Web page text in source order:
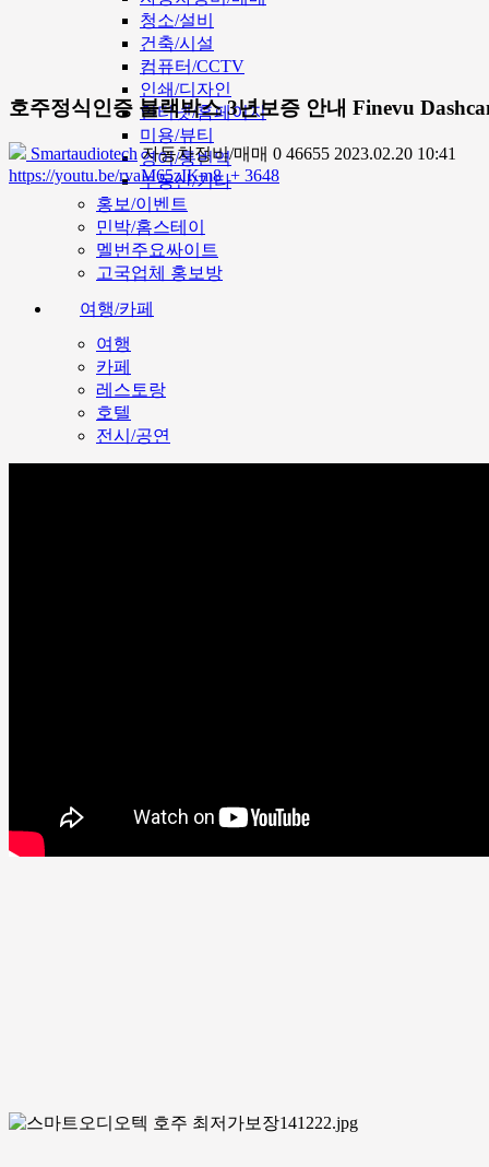
청소/설비
건축/시설
컴퓨터/CCTV
인쇄/디자인
인터넷/홈페이지
미용/뷰티
영어/통번역
부동산/기타
홍보/이벤트
민박/홈스테이
멜번주요싸이트
고국업체 홍보방
여행/카페
여행
카페
레스토랑
호텔
전시/공연
호주정식인증 블랙박스 3년보증 안내 Finevu
Smartaudiotech 자동차정비/매매 0 46655 2023.02.20 10:41
https://youtu.be/rvaM65zIKm8+ 3648